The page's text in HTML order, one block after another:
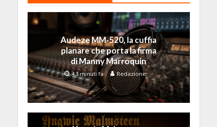
Audeze MM-520, la cuffia
planare che porta la firma
di Manny Marroquin
43 minuti fa Redazione